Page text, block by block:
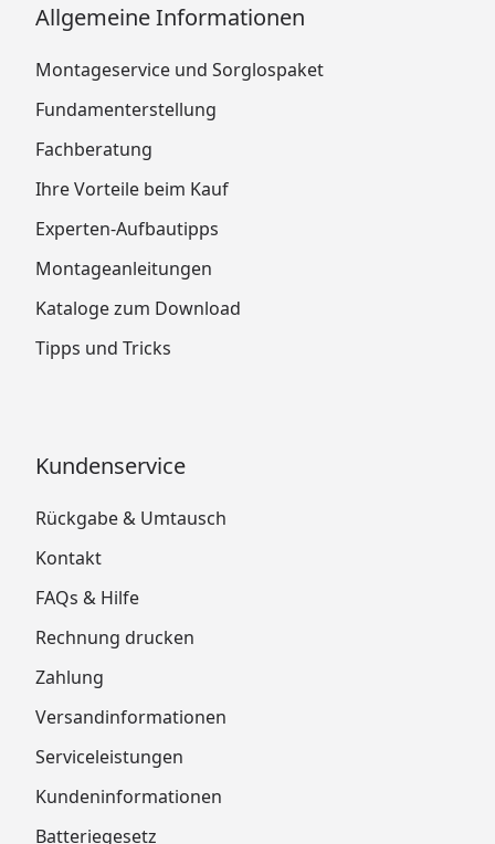
Allgemeine Informationen
Montageservice und Sorglospaket
Fundamenterstellung
Fachberatung
Ihre Vorteile beim Kauf
Experten-Aufbautipps
Montageanleitungen
Kataloge zum Download
Tipps und Tricks
Kundenservice
Rückgabe & Umtausch
Kontakt
FAQs & Hilfe
Rechnung drucken
Zahlung
Versandinformationen
Serviceleistungen
Kundeninformationen
Batteriegesetz